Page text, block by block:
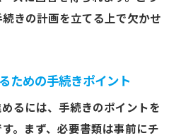
きの計画を立てる上で欠かせ
ための手続きポイント
るには、手続きのポイントを
。まず、必要書類は事前にチ